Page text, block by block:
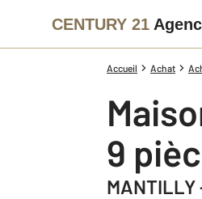
CENTURY 21
Accueil Achat
9
MANTILLY